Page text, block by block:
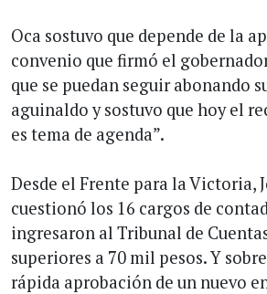
Oca sostuvo que depende de la
convenio que firmó el
que se puedan seguir abonando
aguinaldo y sostuvo que hoy el
es tema de agenda”.
Desde el Frente para la Victoria,
cuestionó los 16 cargos de
ingresaron al Tribunal de
superiores a 70 mil pesos. Y
rápida aprobación de un nuevo